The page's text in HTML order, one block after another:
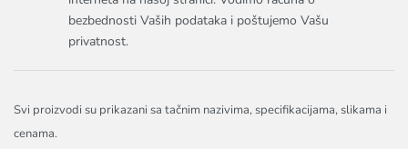
bezbednosti Vaših podataka i poštujemo Vašu
privatnost.
Svi proizvodi su prikazani sa tačnim nazivima, specifikacijama, slikama i
cenama.